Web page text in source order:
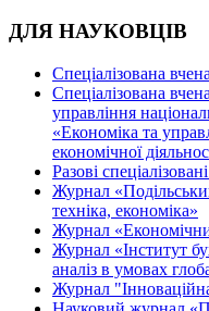
ДЛЯ НАУКОВЦІВ
Спеціалізована
Спеціалізована
управління
«Економіка та
економічної
Разові
Журнал
техніка, економіка»
Журнал
Журнал «Інститут
аналіз в умовах
Журнал